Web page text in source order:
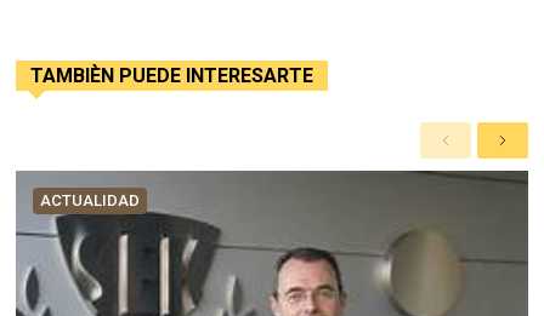
TAMBIÈN PUEDE INTERESARTE
A
n
r
S
i
g
e
ACTUALIDAD